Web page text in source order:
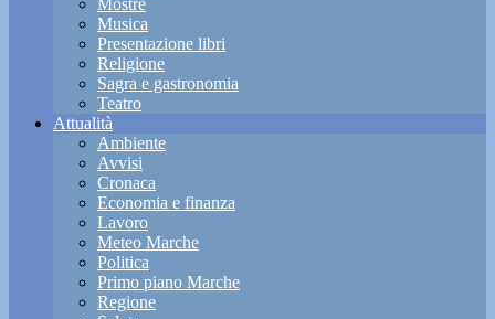
Mostre
Musica
Presentazione libri
Religione
Sagra e gastronomia
Teatro
Attualità
Ambiente
Avvisi
Cronaca
Economia e finanza
Lavoro
Meteo Marche
Politica
Primo piano Marche
Regione